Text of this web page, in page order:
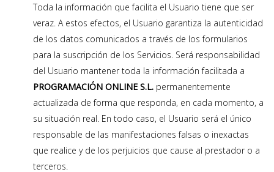
Toda la información que facilita el Usuario tiene que ser
veraz. A estos efectos, el Usuario garantiza la autenticidad
de los datos comunicados a través de los formularios
para la suscripción de los Servicios. Será responsabilidad
del Usuario mantener toda la información facilitada a
PROGRAMACIÓN ONLINE S.L. permanentemente
actualizada de forma que responda, en cada momento, a
su situación real. En todo caso, el Usuario será el único
responsable de las manifestaciones falsas o inexactas
que realice y de los perjuicios que cause al prestador o a
terceros.